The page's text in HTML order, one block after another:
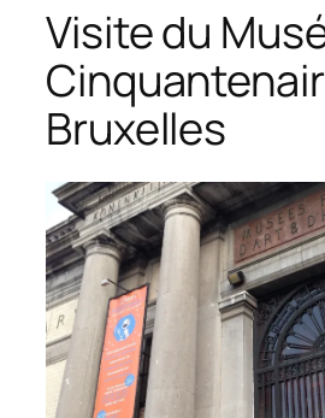
Visite du
Bruxelles